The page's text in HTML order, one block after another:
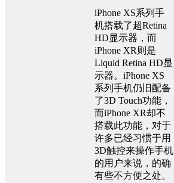
iPhone XS系列手
机搭载了超Retina
HD显示器，而
iPhone XR则是
Liquid Retina HD显
示器。iPhone XS
系列手机仍旧配备
了3D Touch功能，
而iPhone XR却不
搭载此功能，对于
许多已经习惯于用
3D触控来操作手机
的用户来说，的确
有些不方便之处。